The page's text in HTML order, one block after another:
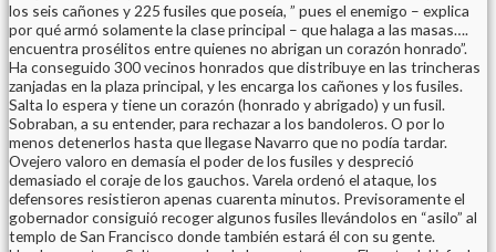
los seis cañones y 225 fusiles que poseía, ” pues el enemigo – explica
por qué armó solamente la clase principal – que halaga a las masas….
encuentra prosélitos entre quienes no abrigan un corazón honrado”.
Ha conseguido 300 vecinos honrados que distribuye en las trincheras
zanjadas en la plaza principal, y les encarga los cañones y los fusiles.
Salta lo espera y tiene un corazón (honrado y abrigado) y un fusil.
Sobraban, a su entender, para rechazar a los bandoleros. O por lo
menos detenerlos hasta que llegase Navarro que no podía tardar.
Ovejero valoro en demasía el poder de los fusiles y despreció
demasiado el coraje de los gauchos. Varela ordenó el ataque, los
defensores resistieron apenas cuarenta minutos. Previsoramente el
gobernador consiguió recoger algunos fusiles llevándolos en “asilo” al
templo de San Francisco donde también estará él con su gente.